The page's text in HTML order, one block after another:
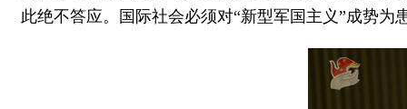
此绝不答应。国际社会必须对“新型军国主义”成势